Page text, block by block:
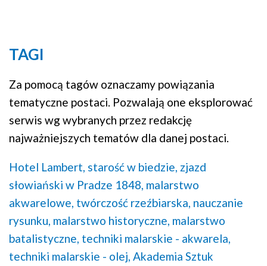
TAGI
Za pomocą tagów oznaczamy powiązania
tematyczne postaci. Pozwalają one eksplorować
serwis wg wybranych przez redakcję
najważniejszych tematów dla danej postaci.
Hotel Lambert, starość w biedzie, zjazd
słowiański w Pradze 1848, malarstwo
akwarelowe, twórczość rzeźbiarska, nauczanie
rysunku, malarstwo historyczne, malarstwo
batalistyczne, techniki malarskie - akwarela,
techniki malarskie - olej, Akademia Sztuk